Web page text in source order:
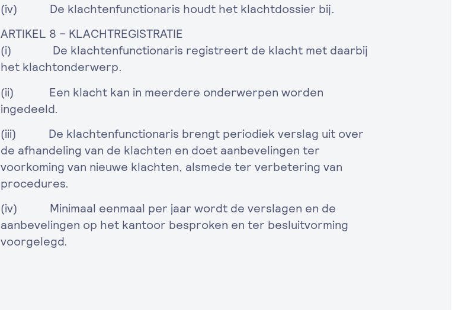
(iv) De klachtenfunctionaris houdt het klachtdossier bij.
ARTIKEL 8 – KLACHTREGISTRATIE
(i) De klachtenfunctionaris registreert de klacht met daarbij
het klachtonderwerp.
(ii) Een klacht kan in meerdere onderwerpen worden
ingedeeld.
(iii) De klachtenfunctionaris brengt periodiek verslag uit over
de afhandeling van de klachten en doet aanbevelingen ter
voorkoming van nieuwe klachten, alsmede ter verbetering van
procedures.
(iv) Minimaal eenmaal per jaar wordt de verslagen en de
aanbevelingen op het kantoor besproken en ter besluitvorming
voorgelegd.